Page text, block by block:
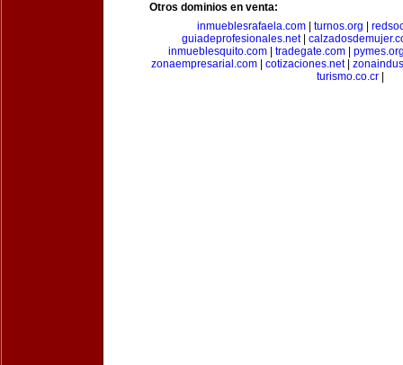
Otros dominios en venta:
inmueblesrafaela.com
turnos.org
guiadeprofesionales.net|
inmueblesquito.com
tradegate.com
zonaempresarial.com| cotizaciones.net|
turismo.co.cr|